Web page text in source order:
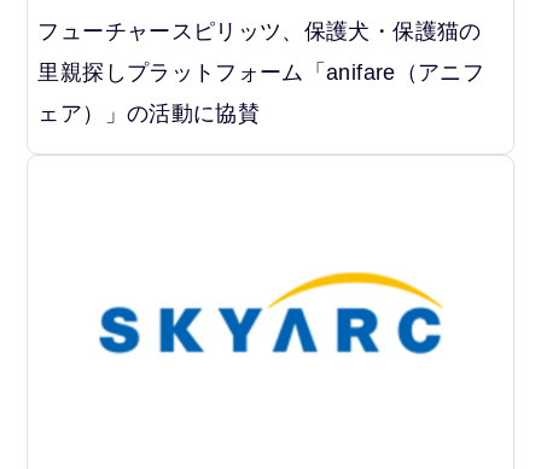
フューチャースピリッツ、保護犬・保護猫の
里親探しプラットフォーム「anifare（アニフ
ェア）」の活動に協賛